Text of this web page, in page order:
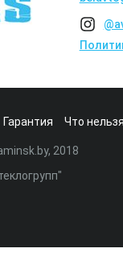
Гарантия Что
2018